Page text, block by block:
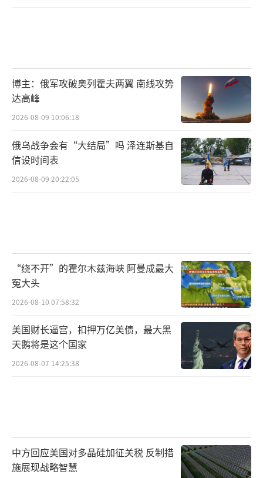
博主：俄军攻破奥列霍夫两翼 南线攻势
达高峰
2026-08-09 10:06:18
俄乌战争会有“大结局”吗 泽连斯基自
信设时间表
2026-08-09 20:22:05
“绕不开”的霍尔木兹海峡 阿曼成最大
冤大头
2026-08-10 07:58:32
美国财长逼宫，扣押万亿美债，最大黑
天鹅将是这个国家
2026-08-07 14:25:38
中方回应美国对多晶硅加征关税 反制措
施展现战略智慧